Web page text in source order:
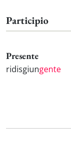
Participio
Presente
ridisgiungente